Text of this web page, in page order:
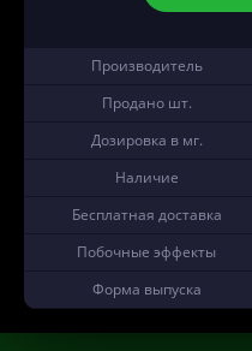
Производитель
Продано шт.
Дозировка в мг.
Наличие
Бесплатная доставка
Побочные эффекты
Форма выпуска